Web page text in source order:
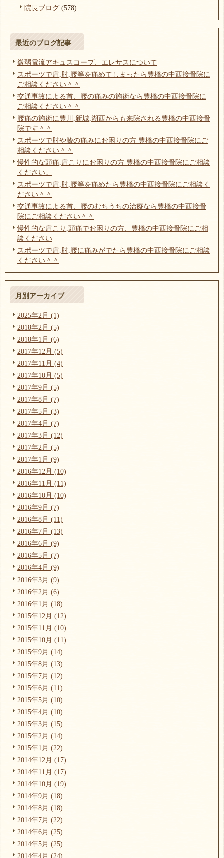
院長ブログ (578)
最近のブログ記事
微弱電流アキュスコープ、エレサスについて
スポーツで肩,肘,腰等を痛めてしまったら豊橋の中西接骨院に
ご相談ください＾＾
交通事故による首、腰の痛みの施術なら豊橋の中西接骨院に
ご相談ください＾＾
腰痛の施術に豊川,新城,湖西からも来院される豊橋の中西接骨
院です＾＾
スポーツで肘や膝の痛みにお困りの方 豊橋の中西接骨院にご
相談ください＾＾
慢性的な頭痛,肩こりにお困りの方 豊橋の中西接骨院にご相談
ください。
スポーツで肩,肘,腰等を痛めたら豊橋の中西接骨院にご相談く
ださい＾＾
交通事故による首、腰のむちうちの治療なら豊橋の中西接骨
院にご相談ください＾＾
慢性的な肩こり,頭痛でお困りの方、豊橋の中西接骨院にご相
談ください
スポーツで肩,肘,腰に痛みがでたら豊橋の中西接骨院にご相談
ください＾＾
月別アーカイブ
2025年2月 (1)
2018年2月 (5)
2018年1月 (6)
2017年12月 (5)
2017年11月 (4)
2017年10月 (5)
2017年9月 (5)
2017年8月 (7)
2017年5月 (3)
2017年4月 (7)
2017年3月 (12)
2017年2月 (5)
2017年1月 (9)
2016年12月 (10)
2016年11月 (11)
2016年10月 (10)
2016年9月 (7)
2016年8月 (11)
2016年7月 (13)
2016年6月 (9)
2016年5月 (7)
2016年4月 (9)
2016年3月 (9)
2016年2月 (6)
2016年1月 (18)
2015年12月 (12)
2015年11月 (10)
2015年10月 (11)
2015年9月 (14)
2015年8月 (13)
2015年7月 (12)
2015年6月 (11)
2015年5月 (10)
2015年4月 (10)
2015年3月 (15)
2015年2月 (14)
2015年1月 (22)
2014年12月 (17)
2014年11月 (17)
2014年10月 (19)
2014年9月 (18)
2014年8月 (18)
2014年7月 (22)
2014年6月 (25)
2014年5月 (25)
2014年4月 (24)